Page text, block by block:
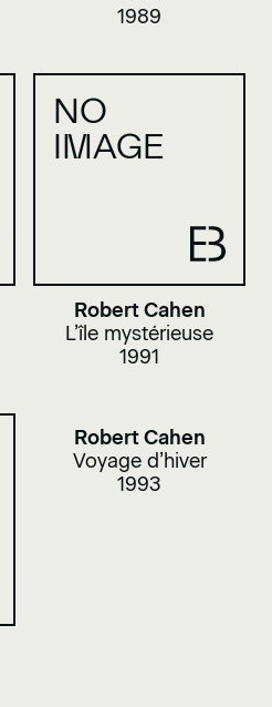
1989
NO
IMAGE
Robert Cahen
L’île mystérieuse
1991
Robert Cahen
Voyage d’hiver
1993